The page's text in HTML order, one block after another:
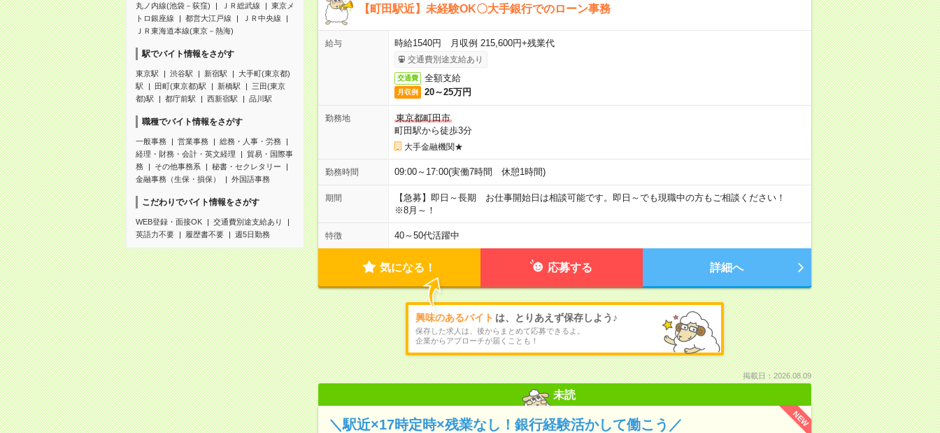
丸ノ内線(池袋－荻窪)
ＪＲ総武線
東京メ
トロ銀座線
都営大江戸線
ＪＲ中央線
ＪＲ東海道本線(東京－熱海)
駅でバイト情報をさがす
東京駅 渋谷駅 新宿駅
大手町(東京都)
駅
田町(東京都)駅 新橋駅
三田(東京
都)駅
都庁前駅 西新宿駅 品川駅
職種でバイト情報をさがす
一般事務 営業事務
総務・人事・労務
経理・財務・会計・英文経理
貿易・国際事
務
その他事務系
秘書・セクレタリー
金融事務（生保・損保）
外国語事務
こだわりでバイト情報をさがす
WEB登録・面接OK
交通費別途支給あり
英語力不要
履歴書不要 週5日勤務
【町田駅近】未経験OK〇大手銀行でのローン事務
給与 時給1540円 月収例 215,600円+残業代
交通費別途支給あり
交通費 全額支給
月収例 20～25万円
勤務地
東京都町田市
町田駅から徒歩3分
大手金融機関★
勤務時間 09:00～17:00(実働7時間 休憩1時間)
期間
【急募】即日～長期 お仕事開始日は相談可能です。即日～でも現職中の方もご相談ください！
※8月～！
特徴 40～50代活躍中
気になる！ 応募する 詳細へ
興味のあるバイト は、とりあえず保存しよう♪
保存した求人は、後からまとめて応募できるよ。
企業からアプローチが届くことも！
掲載日：2026.08.09
未読
NEW
＼駅近×17時定時×残業なし！銀行経験活かして働こう／